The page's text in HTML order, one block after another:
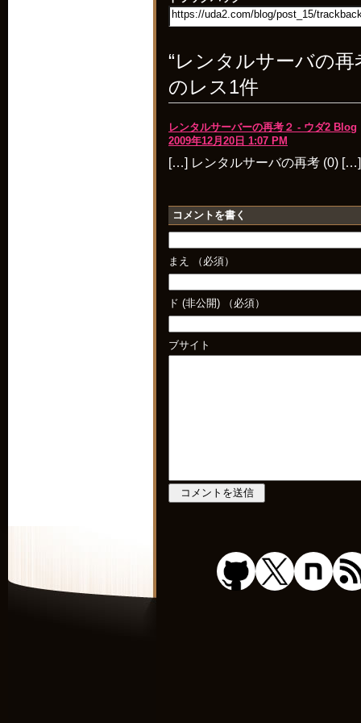
“レンタルサーバの再
のレス1件
レンタルサーバーの再考２ - ウダ2 Blog
2009年12月20日 1:07 PM
[…] レンタルサーバの再考 (0) […]
コメントを書く
まえ （必須）
ド (非公開) （必須）
ブサイト